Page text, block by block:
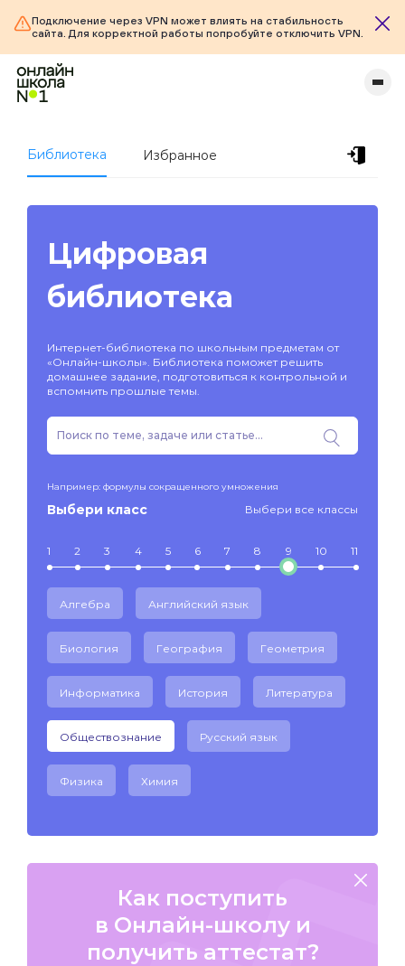
Подключение через VPN может влиять на стабильность
сайта. Для корректной работы попробуйте отключить VPN.
Библиотека Избранное
Цифровая
библиотека
Интернет-библиотека по школьным предметам от
«Онлайн-школы». Библиотека поможет решить
домашнее задание, подготовиться к контрольной и
вспомнить прошлые темы.
Например: формулы сокращенного умножения
Выбери класс Выбери все классы
1 2 3 4 5 6 7 8 9 10 11
Алгебра Английский язык
Биология География Геометрия
Информатика История Литература
Обществознание Русский язык
Физика Химия
Как поступить
в Онлайн-школу и
получить аттестат?